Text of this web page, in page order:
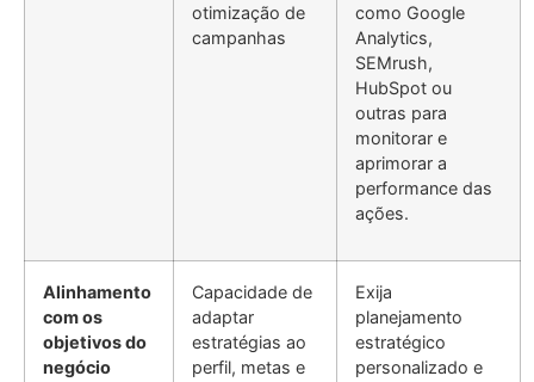
otimização de
campanhas
como Google
Analytics,
SEMrush,
HubSpot ou
outras para
monitorar e
aprimorar a
performance das
ações.
Alinhamento
com os
objetivos do
negócio
Capacidade de
adaptar
estratégias ao
perfil, metas e
Exija
planejamento
estratégico
personalizado e